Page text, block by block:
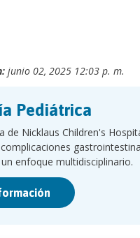
junio 02, 2025 12:03 p. m.
Pediátrica
de Nicklaus Children's
enfoque multidisciplinario.